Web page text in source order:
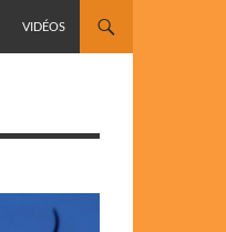
VIDÉOS